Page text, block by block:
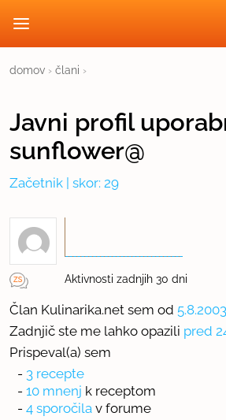
domov › člani ›
Javni profil
sunflower@
Začetnik | skor: 29
Aktivnosti zadnjih 30 dni
Član Kulinarika.net sem od 5.8.2003
Zadnjič ste me lahko opazili pred
Prispeval(a) sem
- 3 recepte
- 10 mnenj k receptom
- 4 sporočila v forume